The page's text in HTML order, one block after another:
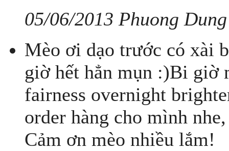
05/06/2013 Phuong Dung
Mèo ơi dạo trước có xài
giờ hết hẳn mụn :)Bi giờ
fairness overnight
order hàng cho mình
Cảm ơn mèo nhiều lắm!